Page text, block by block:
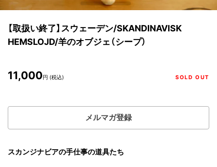
【取扱い終了】スウェーデン/SKANDINAVISK
HEMSLOJD/羊のオブジェ（シープ）
11,000円 (税込) SOLD OUT
メルマガ登録
スカンジナビアの手仕事の道具たち